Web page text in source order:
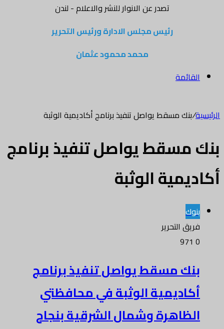
تصدر عن الانوار للنشر والاعلام - لندن
رئيس مجلس الادارة ورئيس التحرير
محمد محمود عثمان
القائمة
الرئيسية/بنك مسقط يواصل تنفيذ برنامج أكاديمية الوثبة
بنك مسقط يواصل تنفيذ برنامج
أكاديمية الوثبة
بنوك
فريق التحرير
0
بنك مسقط يواصل تنفيذ برنامج
أكاديمية الوثبة في محافظتي
الظاهرة وشمال الشرقية بنجاح